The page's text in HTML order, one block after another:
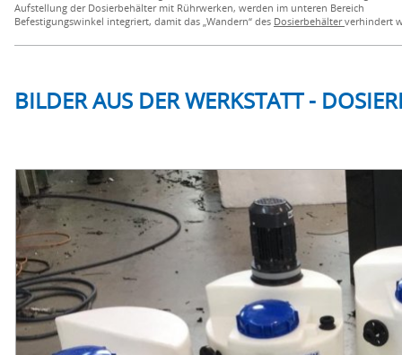
Aufstellung der Dosierbehälter mit Rührwerken, werden im unteren Bereich
Befestigungswinkel integriert, damit das „Wandern“ des Dosierbehälterverhindert
BILDER AUS DER WERKSTATT -